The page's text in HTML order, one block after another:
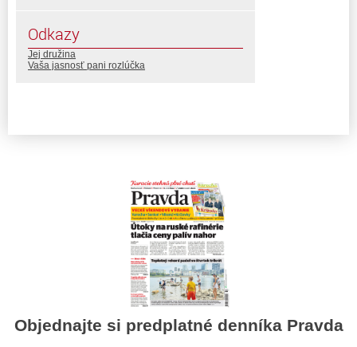
Odkazy
Jej družina
Vaša jasnosť pani rozlúčka
Objednajte si predplatné denníka Pravda